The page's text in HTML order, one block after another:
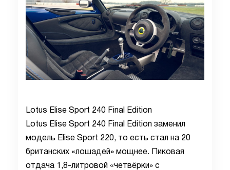
Lotus Elise Sport 240 Final Edition
Lotus Elise Sport 240 Final Edition заменил
модель Elise Sport 220, то есть стал на 20
британских «лошадей» мощнее. Пиковая
отдача 1,8-литровой «четвёрки» с